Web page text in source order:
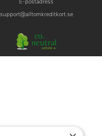
support@alltomkreditkort.se